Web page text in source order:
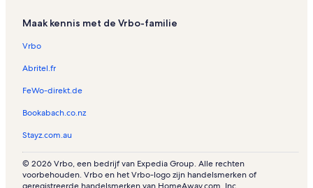
Maak kennis met de Vrbo-familie
Vrbo
Abritel.fr
FeWo-direkt.de
Bookabach.co.nz
Stayz.com.au
© 2026 Vrbo, een bedrijf van Expedia Group. Alle rechten
voorbehouden. Vrbo en het Vrbo-logo zijn handelsmerken of